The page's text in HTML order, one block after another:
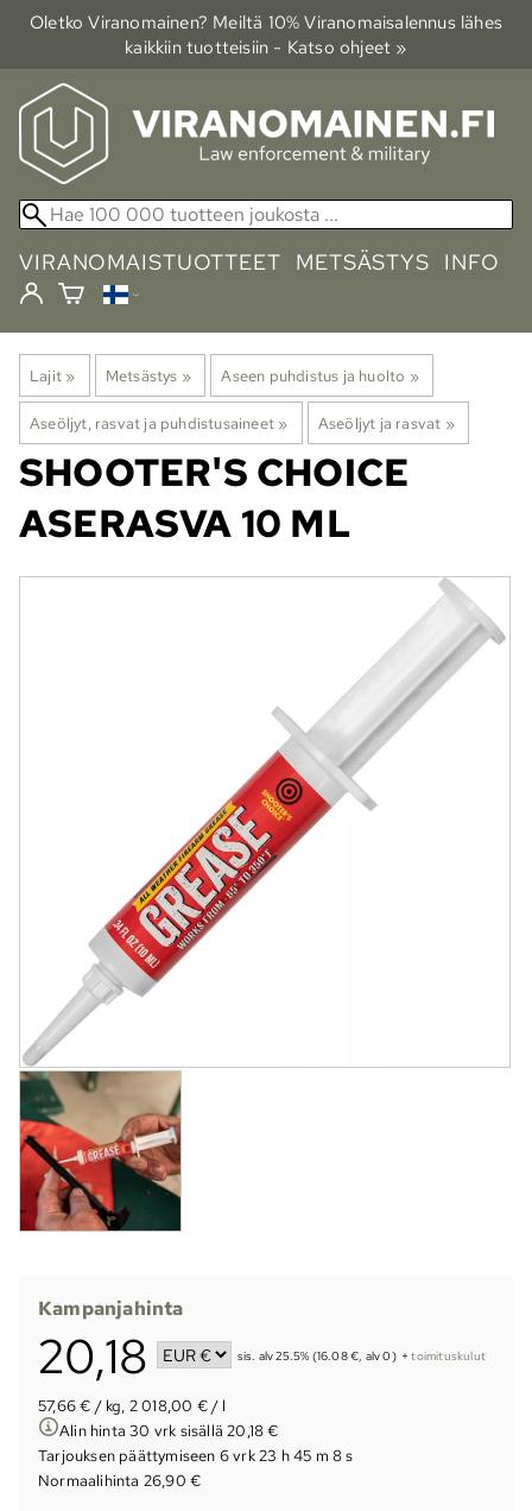
Oletko Viranomainen? Meiltä 10% Viranomais­alennus lähes
kaikkiin tuotteisiin - Katso ohjeet »
VIRANOMAISTUOTTEET METSÄSTYS INFO
Lajit ‪» Metsästys ‪» Aseen puhdistus ja huolto ‪»
Aseöljyt, rasvat ja puhdistusaineet ‪» Aseöljyt ja rasvat ‪»
SHOOTER'S CHOICE
ASERASVA 10 ML
Kampanjahinta
20,18 sis. alv 25.5% (16.08 €, alv 0) +toimituskulut
57,66 € / kg, 2 018,00 € / l
Alin hinta 30 vrk sisällä 20,18 €
Tarjouksen päättymiseen 6 vrk 23 h 45 m 8 s
Normaalihinta 26,90 €